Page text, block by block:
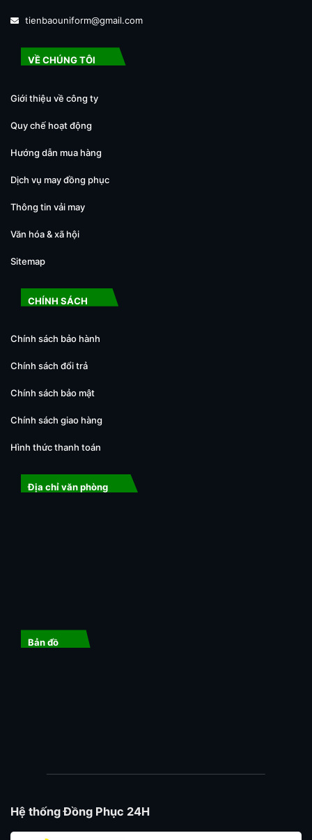
tienbaouniform@gmail.com
VỀ CHÚNG TÔI
Giới thiệu về công ty
Quy chế hoạt động
Hướng dẫn mua hàng
Dịch vụ may đồng phục
Thông tin vải may
Văn hóa & xã hội
Sitemap
CHÍNH SÁCH
Chính sách bảo hành
Chính sách đổi trả
Chính sách bảo mật
Chính sách giao hàng
Hình thức thanh toán
Địa chỉ văn phòng
Bản đồ
Hệ thống Đồng Phục 24H